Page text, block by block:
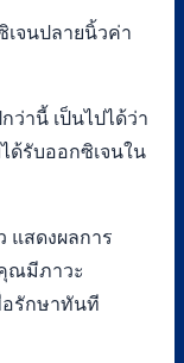
เจนปลายนิ้วค่า
ว่านี้ เป็นไปได้ว่า
ด้รับออกซิเจนใน
แสดงผลการ
ณมีภาวะ
อรักษาทันที